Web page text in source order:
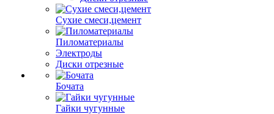
Сухие смеси,цемент
Пиломатериалы
Электроды
Диски отрезные
Бочата
Гайки чугунные